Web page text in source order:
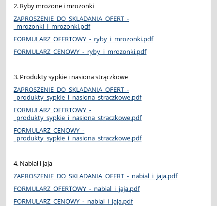
2. Ryby mrożone i mrożonki
ZAPROSZENIE_DO_SKLADANIA_OFERT_-
_mrozonki_i_mrozonki.pdf
FORMULARZ_OFERTOWY_-_ryby_i_mrozonki.pdf
FORMULARZ_CENOWY_-_ryby_i_mrozonki.pdf
3. Produkty sypkie i nasiona strączkowe
ZAPROSZENIE_DO_SKLADANIA_OFERT_-
_produkty_sypkie_i_nasiona_straczkowe.pdf
FORMULARZ_OFERTOWY_-
_produkty_sypkie_i_nasiona_straczkowe.pdf
FORMULARZ_CENOWY_-
_produkty_sypkie_i_nasiona_straczkowe.pdf
4. Nabiał i jaja
ZAPROSZENIE_DO_SKLADANIA_OFERT_-_nabial_i_jaja.pdf
FORMULARZ_OFERTOWY_-_nabial_i_jaja.pdf
FORMULARZ_CENOWY_-_nabial_i_jaja.pdf